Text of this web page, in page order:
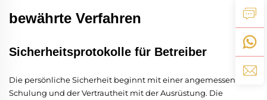
bewährte Verfahren
Sicherheitsprotokolle für Betreiber
Die persönliche Sicherheit beginnt mit einer angemessenen
Schulung und der Vertrautheit mit der Ausrüstung. Die